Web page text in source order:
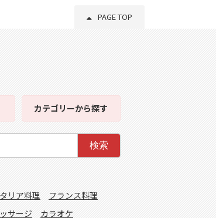
PAGE TOP
カテゴリーから探す
検索
リア料理
フランス料理
サージ カラオケ